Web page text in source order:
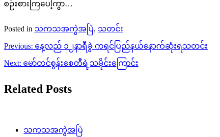
စဉ်းစားကြပေါ့ကွာ…
Posted in သကသအကွဲအပြဲ, သတင်း
Post
navigation
Previous: နေ့လည် ၁၂နာရီခွဲ ကရင်ပြည်နယ်နောက်ဆုံးရသတင်း
Next: မော်တင်စွန်းစေတီရဲ့သမိုင်းကြောင်း
Related Posts
သကသအကွဲအပြဲ